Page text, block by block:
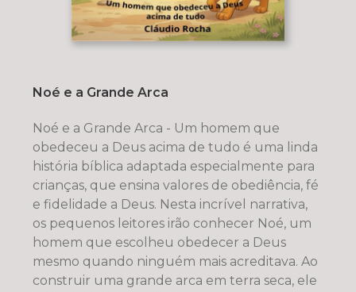
Noé e a Grande Arca
Noé e a Grande Arca - Um homem que
obedeceu a Deus acima de tudo é uma linda
história bíblica adaptada especialmente para
crianças, que ensina valores de obediência, fé
e fidelidade a Deus. Nesta incrível narrativa,
os pequenos leitores irão conhecer Noé, um
homem que escolheu obedecer a Deus
mesmo quando ninguém mais acreditava. Ao
construir uma grande arca em terra seca, ele